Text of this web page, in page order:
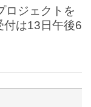
ロジェクトを
付は13日午後6